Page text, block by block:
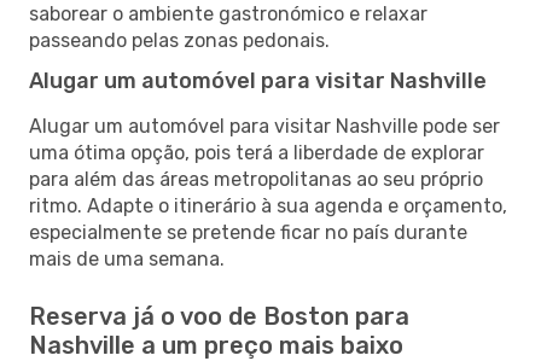
saborear o ambiente gastronómico e relaxar
passeando pelas zonas pedonais.
Alugar um automóvel para visitar Nashville
Alugar um automóvel para visitar Nashville pode ser
uma ótima opção, pois terá a liberdade de explorar
para além das áreas metropolitanas ao seu próprio
ritmo. Adapte o itinerário à sua agenda e orçamento,
especialmente se pretende ficar no país durante
mais de uma semana.
Reserva já o voo de Boston para
Nashville a um preço mais baixo